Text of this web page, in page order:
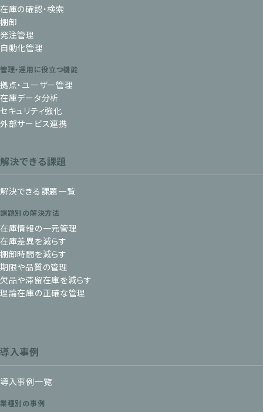
在庫の確認・検索
棚卸
発注管理
自動化管理
管理・運用に役立つ機能
拠点・ユーザー管理
在庫データ分析
セキュリティ強化
外部サービス連携
解決できる課題
解決できる課題一覧
課題別の解決方法
在庫情報の一元管理
在庫差異を減らす
棚卸時間を減らす
期限や品質の管理
欠品や滞留在庫を減らす
理論在庫の正確な管理
導入事例
導入事例一覧
業種別の事例